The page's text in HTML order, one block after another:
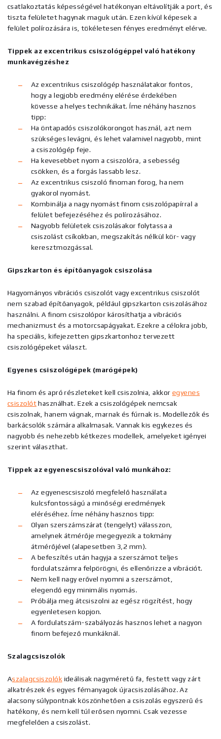
csatlakoztatás képességével hatékonyan eltávolítják a port, és
tiszta felületet hagynak maguk után. Ezen kívül képesek a
felület polírozására is, tökéletesen fényes eredményt elérve.
Tippek az excentrikus csiszológéppel való hatékony
munkavégzéshez
Az excentrikus csiszológép használatakor fontos,
hogy a legjobb eredmény elérése érdekében
kövesse a helyes technikákat. Íme néhány hasznos
tipp:
Ha öntapadós csiszolókorongot használ, azt nem
szükséges levágni, és lehet valamivel nagyobb, mint
a csiszológép feje.
Ha kevesebbet nyom a csiszolóra, a sebesség
csökken, és a forgás lassabb lesz.
Az excentrikus csiszoló finoman forog, ha nem
gyakorol nyomást.
Kombinálja a nagy nyomást finom csiszolópapírral a
felület befejezéséhez és polírozásához.
Nagyobb felületek csiszolásakor folytassa a
csiszolást csíkokban, megszakítás nélkül kör- vagy
keresztmozgással.
Gipszkarton és építőanyagok csiszolása
Hagyományos vibrációs csiszolót vagy excentrikus csiszolót
nem szabad építőanyagok, például gipszkarton csiszolásához
használni. A finom csiszolópor károsíthatja a vibrációs
mechanizmust és a motorcsapágyakat. Ezekre a célokra jobb,
ha speciális, kifejezetten gipszkartonhoz tervezett
csiszológépeket választ.
Egyenes csiszológépek (marógépek)
Ha finom és apró részleteket kell csiszolnia, akkor egyenes
csiszolóthasználhat. Ezek a csiszológépek nemcsak
csiszolnak, hanem vágnak, marnak és fúrnak is. Modellezők és
barkácsolók számára alkalmasak. Vannak kis egykezes és
nagyobb és nehezebb kétkezes modellek, amelyeket igényei
szerint választhat.
Tippek az egyenescsiszolóval való munkához:
Az egyenescsiszoló megfelelő használata
kulcsfontosságú a minőségi eredmények
eléréséhez. Íme néhány hasznos tipp:
Olyan szerszámszárat (tengelyt) válasszon,
amelynek átmérője megegyezik a tokmány
átmérőjével (alapesetben 3,2 mm).
A befeszítés után hagyja a szerszámot teljes
fordulatszámra felpörögni, és ellenőrizze a vibrációt.
Nem kell nagy erővel nyomni a szerszámot,
elegendő egy minimális nyomás.
Próbálja meg átcsiszolni az egész rögzítést, hogy
egyenletesen kopjon.
A fordulatszám-szabályozás hasznos lehet a nagyon
finom befejező munkáknál.
Szalagcsiszolók
Aszalagcsiszolók ideálisak nagyméretű fa, festett vagy zárt
alkatrészek és egyes fémanyagok újracsiszolásához. Az
alacsony súlypontnak köszönhetően a csiszolás egyszerű és
hatékony, és nem kell túl erősen nyomni. Csak vezesse
megfelelően a csiszolást.